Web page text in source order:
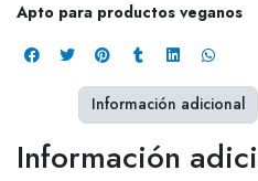
Apto para productos veganos
Información
Información adicional